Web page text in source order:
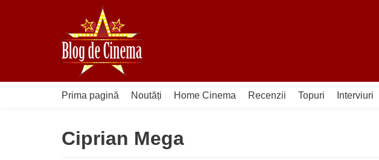
Prima pagină Noutăți Home Cinema Recenzii Topuri Interviuri
Ciprian Mega